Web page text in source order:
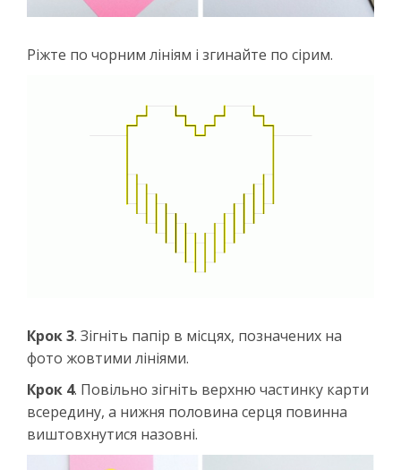
Ріжте по чорним лініям і згинайте по сірим.
Крок 3. Зігніть папір в місцях, позначених на
фото жовтими лініями.
Крок 4. Повільно зігніть верхню частинку карти
всередину, а нижня половина серця повинна
виштовхнутися назовні.